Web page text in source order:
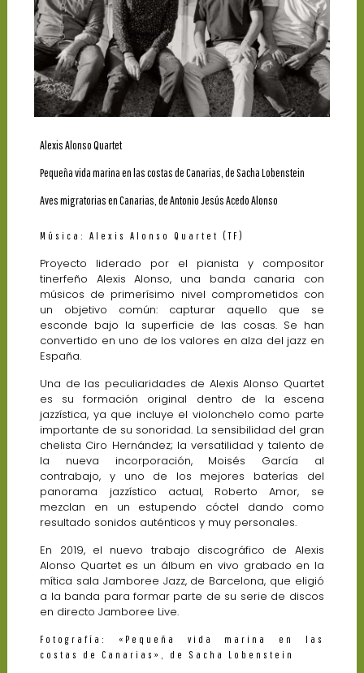
Alexis Alonso Quartet
Pequeña vida marina en las costas de Canarias, de Sacha Lobenstein
Aves migratorias en Canarias, de Antonio Jesús Acedo Alonso
Música: Alexis Alonso Quartet (TF)
Proyecto liderado por el pianista y compositor
tinerfeño Alexis Alonso, una banda canaria con
músicos de primerísimo nivel comprometidos con
un objetivo común: capturar aquello que se
esconde bajo la superficie de las cosas. Se han
convertido en uno de los valores en alza del jazz en
España.
Una de las peculiaridades de Alexis Alonso Quartet
es su formación original dentro de la escena
jazzística, ya que incluye el violonchelo como parte
importante de su sonoridad. La sensibilidad del gran
chelista Ciro Hernández; la versatilidad y talento de
la nueva incorporación, Moisés García al
contrabajo, y uno de los mejores baterías del
panorama jazzístico actual, Roberto Amor, se
mezclan en un estupendo cóctel dando como
resultado sonidos auténticos y muy personales.
En 2019, el nuevo trabajo discográfico de Alexis
Alonso Quartet es un álbum en vivo grabado en la
mítica sala Jamboree Jazz, de Barcelona, que eligió
a la banda para formar parte de su serie de discos
en directo Jamboree Live.
Fotografía: «Pequeña vida marina en las
costas de Canarias», de Sacha Lobenstein